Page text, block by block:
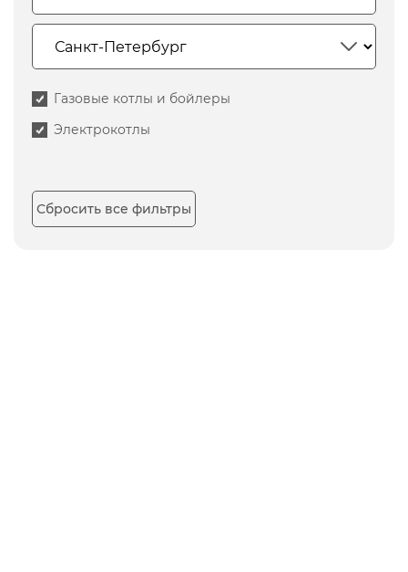
Газовые котлы и бойлеры
Электрокотлы
Сбросить все фильтры